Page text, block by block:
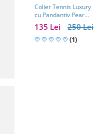
Colier Tennis Luxury
cu Pandantiv Pear
Cut – Eleganță
Atemporală 250 Lei
135 Lei
(1)